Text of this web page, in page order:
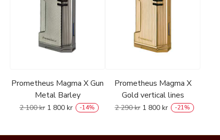
Prometheus Magma X Gun
Metal Barley
2 100kr 1 800 kr -14%
Prometheus Magma X
Gold vertical lines
2 290kr 1 800 kr -21%